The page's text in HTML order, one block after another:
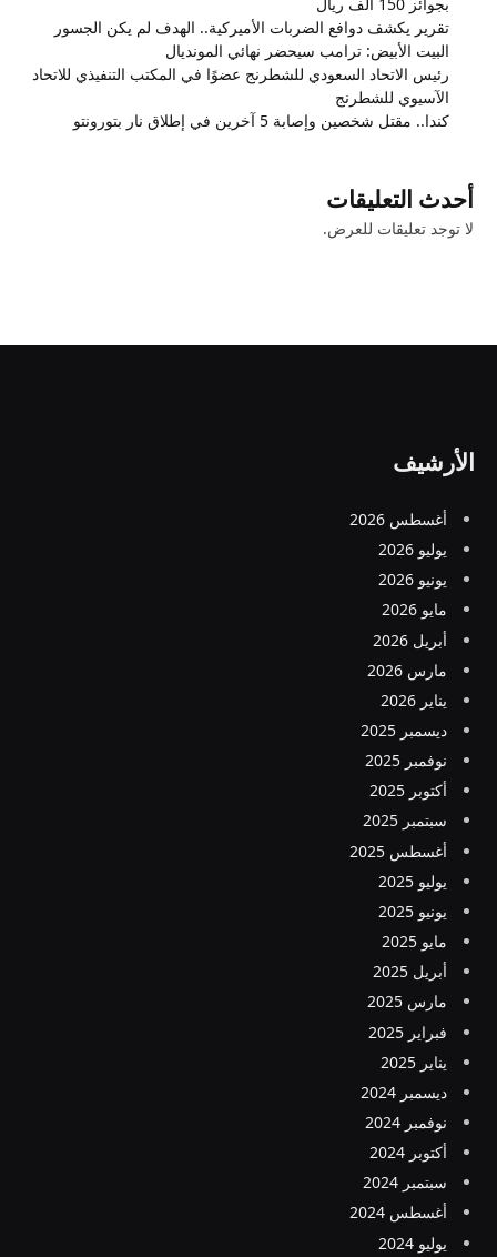
تقرير يكشف دوافع الضربات الأميركية.. الهدف لم يكن الجسور
البيت الأبيض: ترامب سيحضر نهائي المونديال
رئيس الاتحاد السعودي للشطرنج عضوًا في المكتب التنفيذي للاتحاد
الآسيوي للشطرنج
كندا.. مقتل شخصين وإصابة 5 آخرين في إطلاق نار بتورونتو
أحدث التعليقات
لا توجد تعليقات للعرض.
الأرشيف
أغسطس 2026
يوليو 2026
يونيو 2026
مايو 2026
أبريل 2026
مارس 2026
يناير 2026
ديسمبر 2025
نوفمبر 2025
أكتوبر 2025
سبتمبر 2025
أغسطس 2025
يوليو 2025
يونيو 2025
مايو 2025
أبريل 2025
مارس 2025
فبراير 2025
يناير 2025
ديسمبر 2024
نوفمبر 2024
أكتوبر 2024
سبتمبر 2024
أغسطس 2024
يوليو 2024